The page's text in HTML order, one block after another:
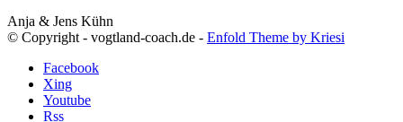
Anja & Jens Kühn
© Copyright - vogtland-coach.de - Enfold Theme by Kriesi
Facebook
Xing
Youtube
Rss